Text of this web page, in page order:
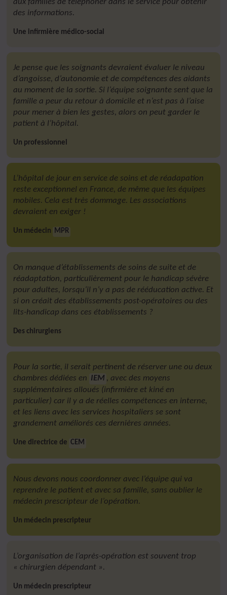
aux familles de téléphoner dans le service pour obtenir
des informations.
Une infirmière médico-social
Je pense que les soignants devraient évaluer le niveau
d’angoisse, d’autonomie et de compétences des aidants
au moment de la sortie. Si l’équipe soignante sent que la
famille a peur du retour à domicile et n’est pas à l’aise
pour mener à bien les gestes, alors on peut garder le
patient à l’hôpital.
Un professionnel
L’hôpital de jour en service de soins et de réadapation
reste exceptionnel en France, de même que les équipes
mobiles. Cela est très dommage. Les associations
devraient en exiger !
Un médecin MPR
On manque d’établissements de soins de suite et de
réadaptation, particulièrement pour le handicap sévère
pour adultes, lorsqu’il n’y a pas de rééducation active. Et
si on créait des établissements post-opératoires ou des
lits-handicap dans ces établissements ?
Des chirurgiens
Pour la sortie, il serait pertinent de réserver une ou deux
chambres dédiées en IEM , avec des moyens
supplémentaires alloués (infirmière et kiné en
particulier) car il y a de réelles compétences en interne,
et les liens avec les services hospitaliers se sont
grandement améliorés ces dernières années.
Une directrice de CEM
Nous devons nous coordonner avec l’équipe qui va
reprendre le patient et avec sa famille, sans oublier le
médecin prescripteur de l’opération.
Un médecin prescripteur
L’organisation de l’après-opération est souvent trop
« chirurgien dépendant ».
Un médecin prescripteur